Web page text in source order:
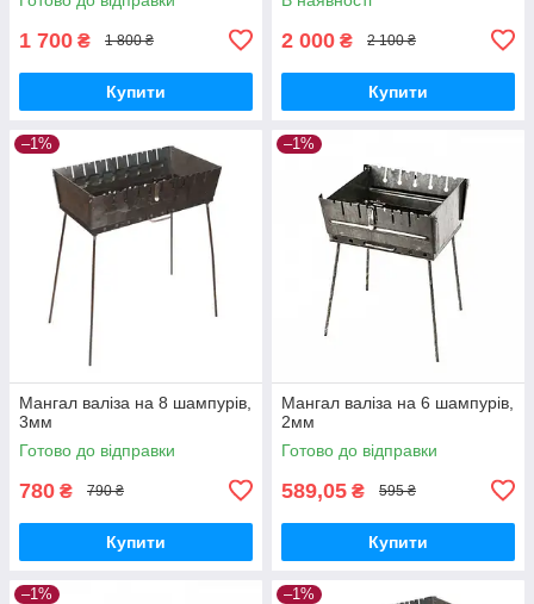
1 700 ₴ 1 800 ₴
Купити
2 000 ₴ 2 100 ₴
Купити
–1%
Мангал валіза на 8 шампурів,
3мм
Готово до відправки
780 ₴ 790 ₴
Купити
–1%
Мангал валіза на 6 шампурів,
2мм
Готово до відправки
589,05 ₴ 595 ₴
Купити
–1% –1%